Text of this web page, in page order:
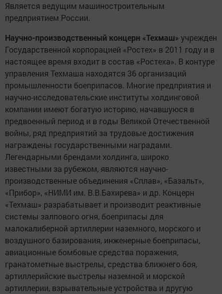
Является ведущим машиностроительным
предприятием России.
Научно-производственный концерн «Техмаш» учрежден
Государственной корпорацией «Ростех» в 2011 году и в
настоящее время входит в состав «Ростеха». В контуре
управления Техмаша находятся 36 организаций
промышленности боеприпасов. Многие предприятия и
научно-исследовательские институты холдинговой
компании имеют богатую историю, начавшуюся в
предвоенный период и в годы Великой Отечественной
войны, ряд предприятий за трудовые достижения
награждены государственными наградами.
Легендарными брендами холдинга, широко
известными за рубежом, являются научно-
производственные объединения «Сплав», «Базальт»,
«Прибор», «НИМИ им. В.В.Бахирева» и др. Концерн
«Техмаш» разрабатывает и производит реактивные
системы залпового огня, боеприпасы для
малокалиберной артиллерии наземного, морского и
воздушного базирования, инженерные боеприпасы,
авиационные бомбовые средства поражения,
гранатометные выстрелы, средства ближнего боя,
артиллерийские выстрелы наземной и морской
артиллерии, взрывательные устройства и другую